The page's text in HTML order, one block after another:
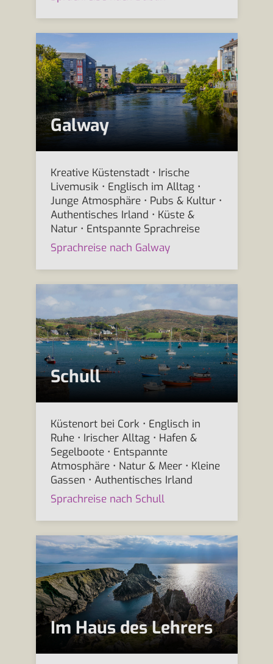
Galway
Kreative Küstenstadt • Irische
Livemusik • Englisch im Alltag •
Junge Atmosphäre • Pubs & Kultur •
Authentisches Irland • Küste &
Natur • Entspannte Sprachreise
Sprachreise nach Galway
Schull
Küstenort bei Cork • Englisch in
Ruhe • Irischer Alltag • Hafen &
Segelboote • Entspannte
Atmosphäre • Natur & Meer • Kleine
Gassen • Authentisches Irland
Sprachreise nach Schull
Im Haus des Lehrers